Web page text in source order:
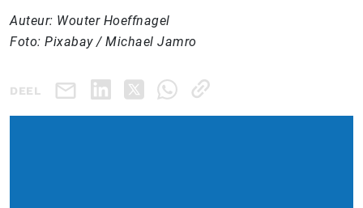
Auteur: Wouter Hoeffnagel
Foto: Pixabay / Michael Jamro
DEEL